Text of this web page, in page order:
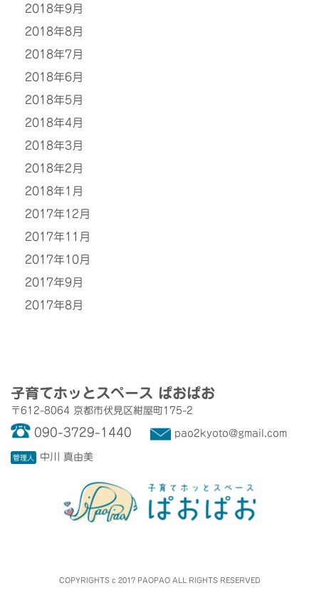
2018年9月
2018年8月
2018年7月
2018年6月
2018年5月
2018年4月
2018年3月
2018年2月
2018年1月
2017年12月
2017年11月
2017年10月
2017年9月
2017年8月
子育てホッとスペース ぱおぱお
〒612-8064 京都市伏見区紺屋町175-2
090-3729-1440 pao2kyoto@gmail.com
管理人 中川 真由美
COPYRIGHTS c 2017 PAOPAO ALL RIGHTS RESERVED